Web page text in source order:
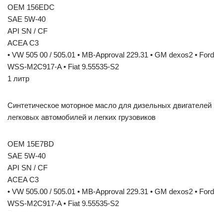
OEM 156EDC
SAE 5W-40
API SN / CF
ACEA C3
• VW 505 00 / 505.01 • MB-Approval 229.31 • GM dexos2 • Ford
WSS-M2C917-A • Fiat 9.55535-S2
1 литр
Синтетическое моторное масло для дизельных двигателей
легковых автомобилей и легких грузовиков
OEM 15E7BD
SAE 5W-40
API SN / CF
ACEA C3
• VW 505.00 / 505.01 • MB-Approval 229.31 • GM dexos2 • Ford
WSS-M2C917-A • Fiat 9.55535-S2